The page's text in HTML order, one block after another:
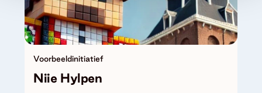
Voorbeeldinitiatief
Niie Hylpen